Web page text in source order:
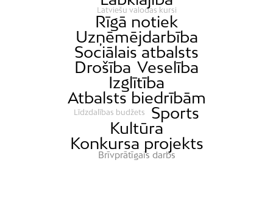
Latviešu valodas kursi
Rīgā notiek
Uzņēmējdarbība
Sociālais atbalsts
Drošība Veselība
Izglītība
Atbalsts biedrībām
Līdzdalības budžets
Sports
Kultūra
Konkursa projekts
Brīvprātīgais darbs